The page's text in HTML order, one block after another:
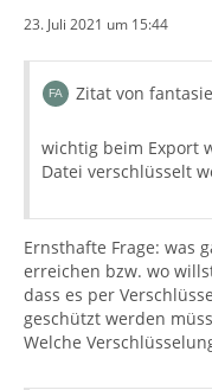
23. Juli 2021 um 15:44
Zitat von
wichtig beim Export
Datei verschlüsselt
Ernsthafte Frage: was
erreichen bzw. wo
dass es per
geschützt werden
Welche